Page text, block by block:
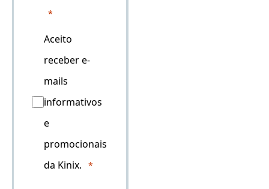
Aceito
receber e-
mails
informativos
e
promocionais
da Kinix.